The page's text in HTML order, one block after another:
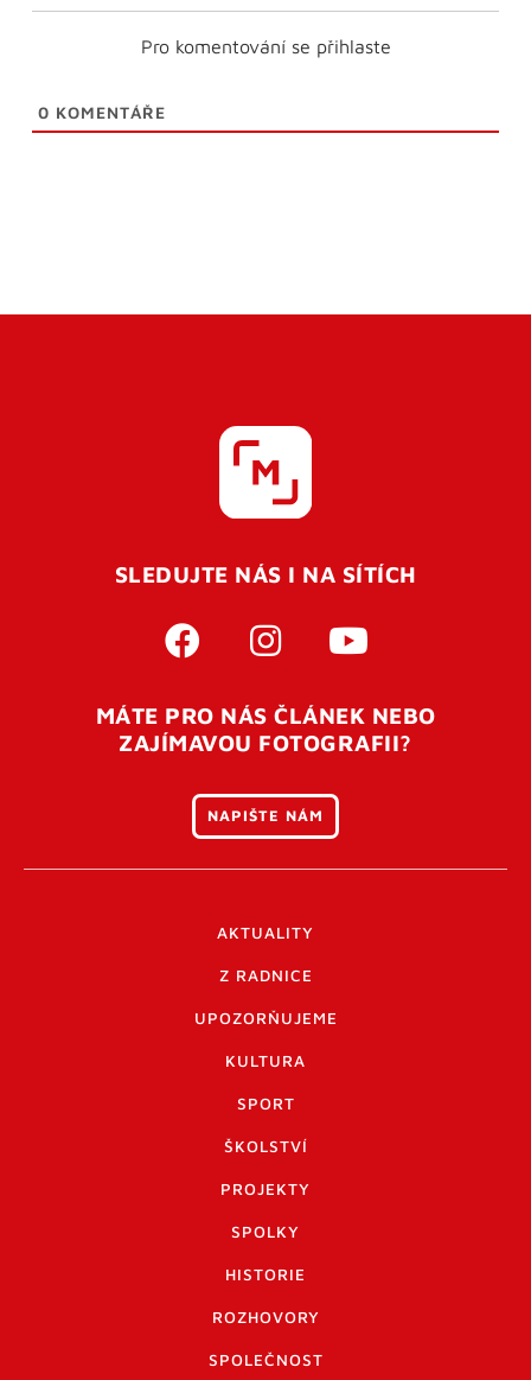
Pro komentování se přihlaste
0 KOMENTÁŘE
SLEDUJTE NÁS I NA SÍTÍCH
MÁTE PRO NÁS ČLÁNEK NEBO
ZAJÍMAVOU FOTOGRAFII?
NAPIŠTE NÁM
AKTUALITY
Z RADNICE
UPOZORŇUJEME
KULTURA
SPORT
ŠKOLSTVÍ
PROJEKTY
SPOLKY
HISTORIE
ROZHOVORY
SPOLEČNOST